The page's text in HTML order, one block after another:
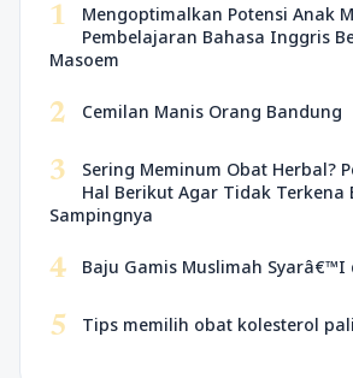
1
Mengoptimalkan Potensi Anak
Pembelajaran Bahasa Inggris
Masoem
2 Cemilan Manis Orang Bandung
3
Sering Meminum Obat Herbal?
Hal Berikut Agar Tidak Terkena
Sampingnya
4 Baju Gamis Muslimah Syarâ€™I
5 Tips memilih obat kolesterol